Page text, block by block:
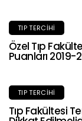
TIP TERCIHI
Özel Tıp
Puanları 2019-
TIP TERCIHI
Tıp Fakültesi